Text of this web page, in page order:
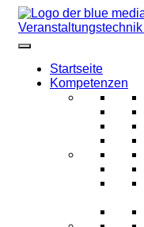
Startseite
Kompetenzen